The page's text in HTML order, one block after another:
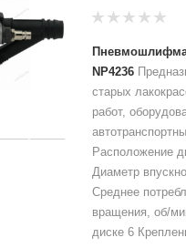
NP4236
старых
работ,
Расположение
Диаметр
Среднее
вращения, об/
диске 6